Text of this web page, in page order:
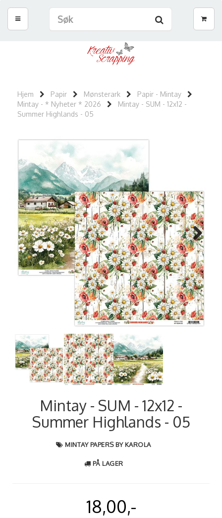
Hjem Papir Mønsterark
Papir - Mintay
Mintay - * Nyheter * 2026
Mintay - SUM - 12x12 -
Summer Highlands - 05
Next
Mintay - SUM - 12x12 -
Summer Highlands - 05
MINTAY PAPERS BY KAROLA
PÅ LAGER
18,00,-